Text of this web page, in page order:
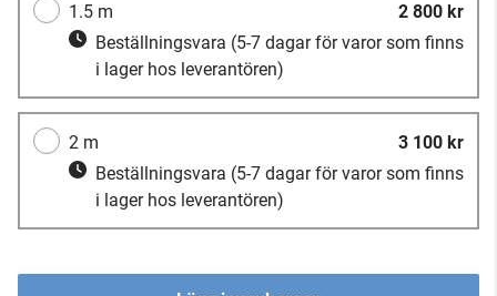
1.5 m
2 800 kr
Beställningsvara (5-7 dagar för varor som finns
i lager hos leverantören)
2 m
3 100 kr
Beställningsvara (5-7 dagar för varor som finns
i lager hos leverantören)